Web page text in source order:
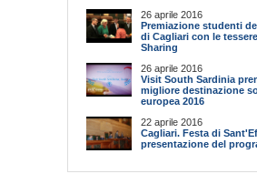
26 aprile 2016
Premiazione studenti
di Cagliari con le
Sharing
26 aprile 2016
Visit South Sardinia
migliore destinazione
europea 2016
22 aprile 2016
Cagliari. Festa di
presentazione del